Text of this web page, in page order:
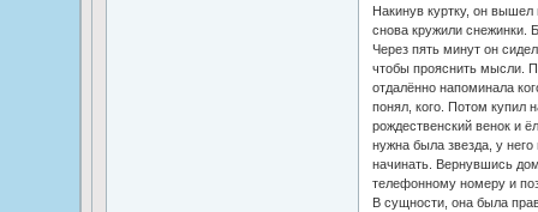
Накинув куртку, он
снова кружили снежинки.
Через пять минут он
чтобы прояснить мысли.
отдалённо напоминала
понял, кого. Потом купил
рождественский венок и
нужна была звезда, у
начинать. Вернувшись
телефонному номеру и
В сущности, она была